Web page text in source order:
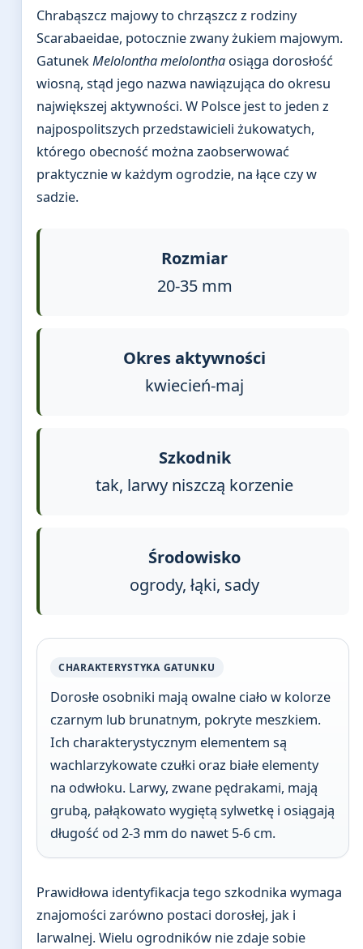
Chrabąszcz majowy to chrząszcz z rodziny
Scarabaeidae, potocznie zwany żukiem majowym.
GatunekMelolontha melolontha osiąga dorosłość
wiosną, stąd jego nazwa nawiązująca do okresu
największej aktywności. W Polsce jest to jeden z
najpospolitszych przedstawicieli żukowatych,
którego obecność można zaobserwować
praktycznie w każdym ogrodzie, na łące czy w
sadzie.
Rozmiar
20-35 mm
Okres aktywności
kwiecień-maj
Szkodnik
tak, larwy niszczą korzenie
Środowisko
ogrody, łąki, sady
CHARAKTERYSTYKA GATUNKU
Dorosłe osobniki mają owalne ciało w kolorze
czarnym lub brunatnym, pokryte meszkiem.
Ich charakterystycznym elementem są
wachlarzykowate czułki oraz białe elementy
na odwłoku. Larwy, zwane pędrakami, mają
grubą, pałąkowato wygiętą sylwetkę i osiągają
długość od 2-3 mm do nawet 5-6 cm.
Prawidłowa identyfikacja tego szkodnika wymaga
znajomości zarówno postaci dorosłej, jak i
larwalnej. Wielu ogrodników nie zdaje sobie